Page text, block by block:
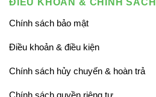
Chính sách bảo mật
Điều khoản & điều kiện
Chính sách hủy chuyến & hoàn trả
Chính sách quyền riêng tư